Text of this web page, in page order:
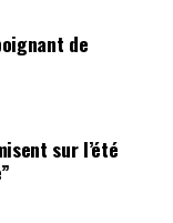
de
sur l’été